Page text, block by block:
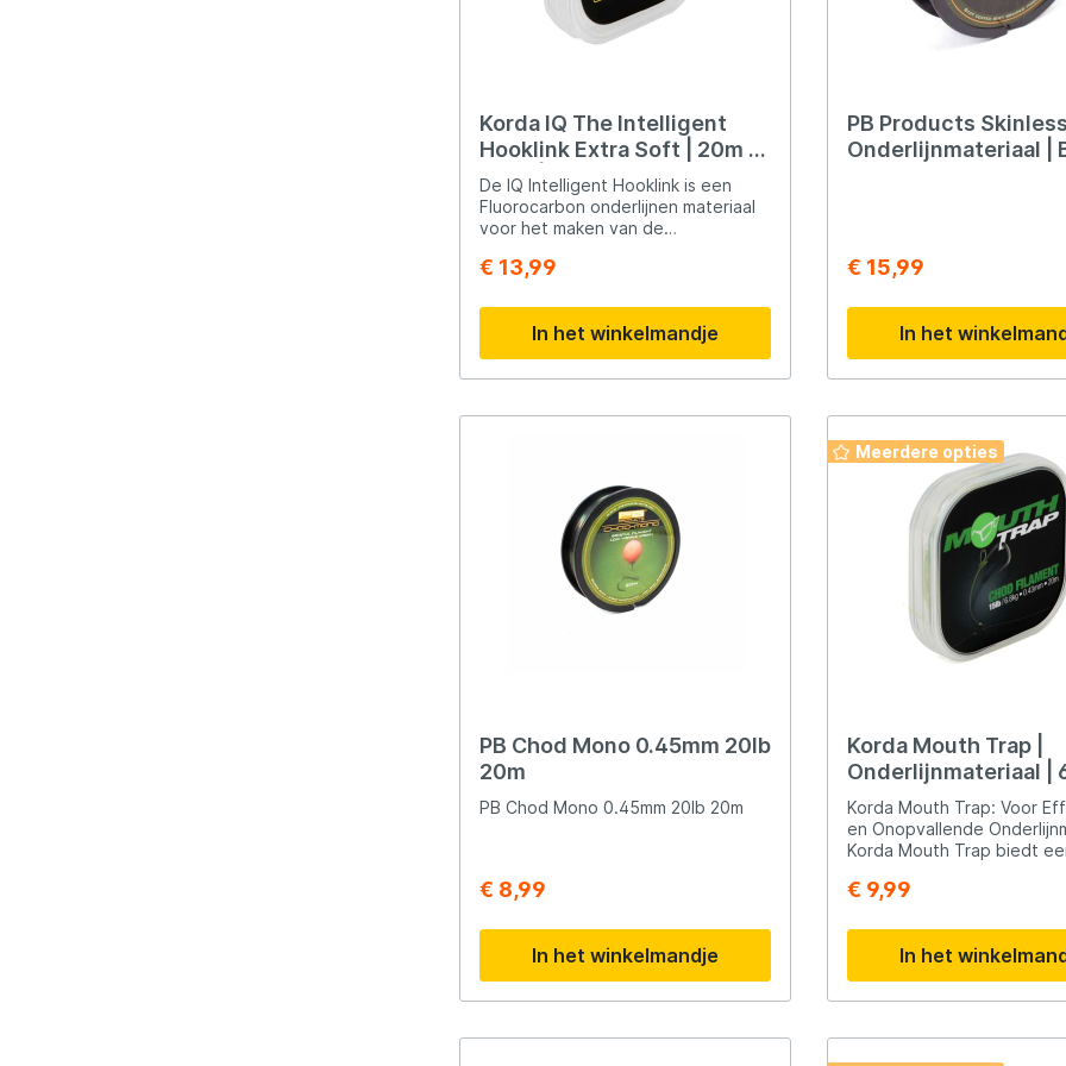
Korda IQ The Intelligent
Hooklink Extra Soft | 20m |
20LB | 9 kg
De IQ Intelligent Hooklink is een
Fluorocarbon onderlijnen materiaal
voor het maken van de
medium stijf, sterk en
€ 13,99
In het winkelmandje
PB Products Skinless
Onderlijnmateriaal |
€ 15,99
In het
PB Chod Mono 0.45mm 20lb
20m
PB Chod Mono 0.45mm 20lb 20m
€ 8,99
In het winkelmandje
Meerdere opties
Korda Mouth Trap |
Onderlijnmateriaal |
Korda Mouth Trap: Voor
en Onopvallende
Korda Mouth Trap biedt
het snel en eenvoudig
belangrijke kenmerken en
het gebruik van Korda
Stijfheid en
Mouth Trap staat bekend om
voor het vervaardigen van
€ 9,99
In het